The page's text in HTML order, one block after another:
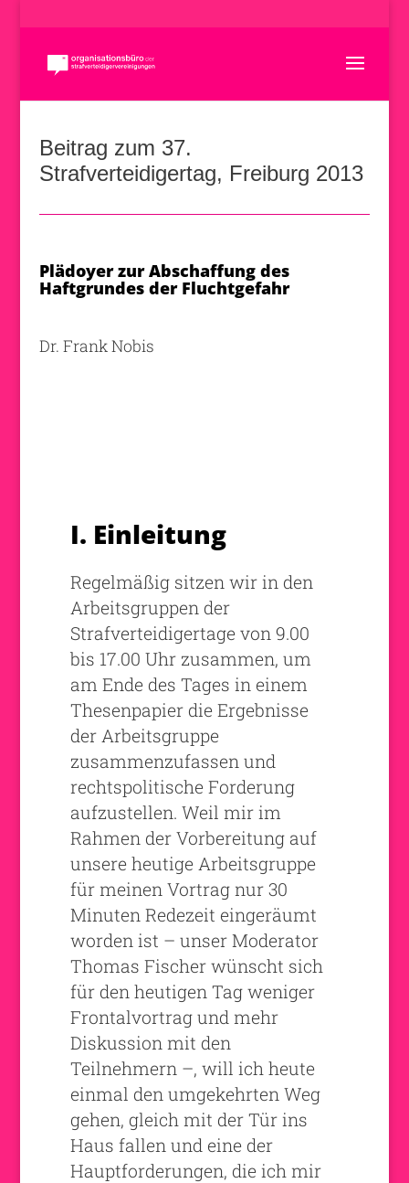
Beitrag zum 37.
Strafverteidigertag, Freiburg 2013
Plädoyer zur Abschaffung des
Haftgrundes der Fluchtgefahr
Dr. Frank Nobis
I. Einleitung
Regelmäßig sitzen wir in den
Arbeitsgruppen der
Strafverteidigertage von 9.00
bis 17.00 Uhr zusammen, um
am Ende des Tages in einem
Thesenpapier die Ergebnisse
der Arbeitsgruppe
zusammenzufassen und
rechtspolitische Forderung
aufzustellen. Weil mir im
Rahmen der Vorbereitung auf
unsere heutige Arbeitsgruppe
für meinen Vortrag nur 30
Minuten Redezeit eingeräumt
worden ist – unser Moderator
Thomas Fischer wünscht sich
für den heutigen Tag weniger
Frontalvortrag und mehr
Diskussion mit den
Teilnehmern –, will ich heute
einmal den umgekehrten Weg
gehen, gleich mit der Tür ins
Haus fallen und eine der
Hauptforderungen, die ich mir